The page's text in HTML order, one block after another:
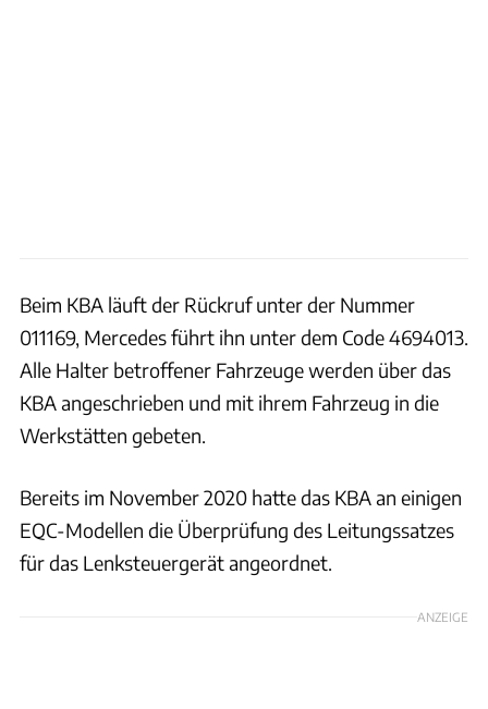
Beim KBA läuft der Rückruf unter der Nummer
011169, Mercedes führt ihn unter dem Code 4694013.
Alle Halter betroffener Fahrzeuge werden über das
KBA angeschrieben und mit ihrem Fahrzeug in die
Werkstätten gebeten.
Bereits im November 2020 hatte das KBA an einigen
EQC-Modellen die Überprüfung des Leitungssatzes
für das Lenksteuergerät angeordnet.
ANZEIGE